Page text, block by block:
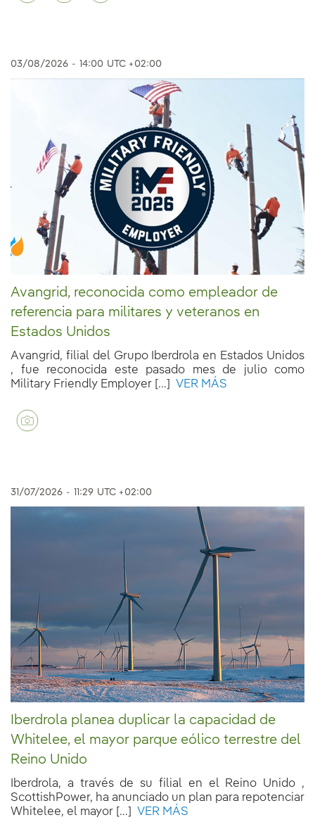
03/08/2026 - 14:00 UTC +02:00
Avangrid, reconocida como empleador de
referencia para militares y veteranos en
Estados Unidos
Avangrid, filial del Grupo Iberdrola en Estados Unidos
, fue reconocida este pasado mes de julio como
Military Friendly Employer [...]
VER MÁS
31/07/2026 - 11:29 UTC +02:00
Iberdrola planea duplicar la capacidad de
Whitelee, el mayor parque eólico terrestre del
Reino Unido
Iberdrola, a través de su filial en el Reino Unido ,
ScottishPower, ha anunciado un plan para repotenciar
Whitelee, el mayor [...]
VER MÁS